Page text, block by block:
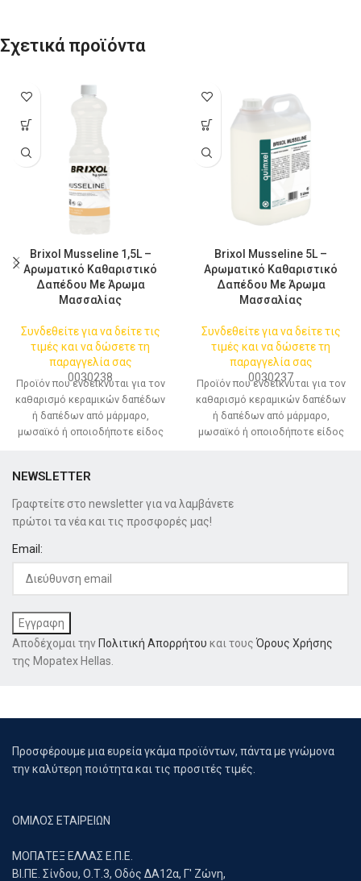
Σχετικά προϊόντα
Brixol Musseline 1,5L –
Αρωματικό Καθαριστικό
Δαπέδου Με Άρωμα
Μασσαλίας
Συνδεθείτε για να δείτε τις
τιμές και να δώσετε τη
παραγγελία σας
0030238
Προϊόν που ενδείκνυται για τον
καθαρισμό κεραμικών δαπέδων
ή δαπέδων από μάρμαρο,
μωσαϊκό ή οποιοδήποτε είδος
Brixol Musseline 5L –
Αρωματικό Καθαριστικό
Δαπέδου Με Άρωμα
Μασσαλίας
Συνδεθείτε για να δείτε τις
τιμές και να δώσετε τη
παραγγελία σας
0030237
Προϊόν που ενδείκνυται για τον
καθαρισμό κεραμικών δαπέδων
ή δαπέδων από μάρμαρο,
μωσαϊκό ή οποιοδήποτε είδος
NEWSLETTER
Γραφτείτε στο newsletter για να λαμβάνετε
πρώτοι τα νέα και τις προσφορές μας!
Email:
Αποδέχομαι την Πολιτική Απορρήτου και τους Όρους Χρήσης
της Mopatex Hellas.
Προσφέρουμε μια ευρεία γκάμα προϊόντων, πάντα με γνώμονα
την καλύτερη ποιότητα και τις προσιτές τιμές.
ΟΜΙΛΟΣ ΕΤΑΙΡΕΙΩΝ
ΜΟΠΑΤΕΞ ΕΛΛΑΣ Ε.Π.Ε.
ΒΙ.ΠΕ. Σίνδου, Ο.Τ.3, Οδός ΔΑ12α, Γ' Ζώνη,